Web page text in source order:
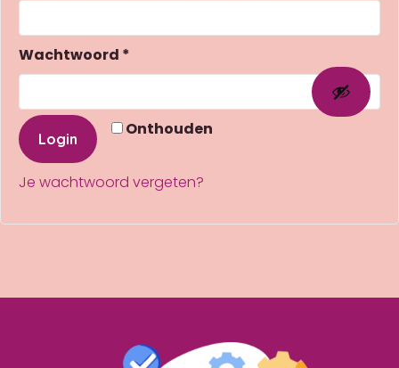
Wachtwoord *
Onthouden
Login
Je wachtwoord vergeten?